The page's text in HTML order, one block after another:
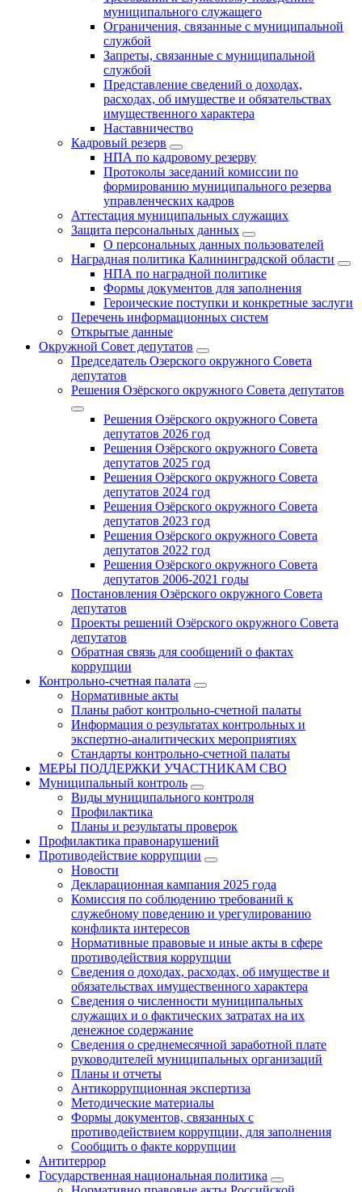
муниципального служащего
Ограничения, связанные с муниципальной
службой
Запреты, связанные с муниципальной
службой
Представление сведений о доходах,
расходах, об имуществе и обязательствах
имущественного характера
Наставничество
Кадровый резерв
НПА по кадровому резерву
Протоколы заседаний комиссии по
формированию муниципального резерва
управленческих кадров
Аттестация муниципальных служащих
Защита персональных данных
О персональных данных пользователей
Наградная политика Калининградской области
НПА по наградной политике
Формы документов для заполнения
Героические поступки и конкретные заслуги
Перечень информационных систем
Открытые данные
Окружной Совет депутатов
Председатель Озерского окружного Совета
депутатов
Решения Озёрского окружного Совета депутатов
Решения Озёрского окружного Совета
депутатов 2026 год
Решения Озёрского окружного Совета
депутатов 2025 год
Решения Озёрского окружного Совета
депутатов 2024 год
Решения Озёрского окружного Совета
депутатов 2023 год
Решения Озёрского окружного Совета
депутатов 2022 год
Решения Озёрского окружного Совета
депутатов 2006-2021 годы
Постановления Озёрского окружного Совета
депутатов
Проекты решений Озёрского окружного Совета
депутатов
Обратная связь для сообщений о фактах
коррупции
Контрольно-счетная палата
Нормативные акты
Планы работ контрольно-счетной палаты
Информация о результатах контрольных и
экспертно-аналитических мероприятиях
Стандарты контрольно-счетной палаты
МЕРЫ ПОДДЕРЖКИ УЧАСТНИКАМ СВО
Муниципальный контроль
Виды муниципального контроля
Профилактика
Планы и результаты проверок
Профилактика правонарушений
Противодействие коррупции
Новости
Декларационная кампания 2025 года
Комиссия по соблюдению требований к
служебному поведению и урегулированию
конфликта интересов
Нормативные правовые и иные акты в сфере
противодействия коррупции
Сведения о доходах, расходах, об имуществе и
обязательствах имущественного характера
Сведения о численности муниципальных
служащих и о фактических затратах на их
денежное содержание
Сведения о среднемесячной заработной плате
руководителей муниципальных организаций
Планы и отчеты
Антикоррупционная экспертиза
Методические материалы
Формы документов, связанных с
противодействием коррупции, для заполнения
Сообщить о факте коррупции
Антитеррор
Государственная национальная политика